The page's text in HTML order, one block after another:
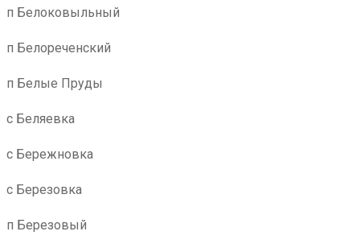
п Белоковыльный
п Белореченский
п Белые Пруды
с Беляевка
с Бережновка
с Березовка
п Березовый